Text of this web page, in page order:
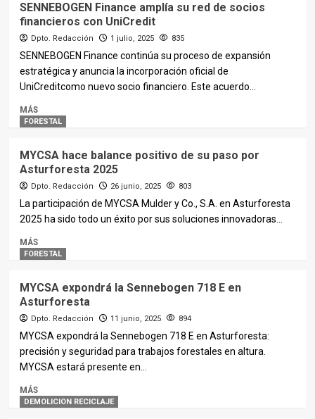
SENNEBOGEN Finance amplía su red de socios
financieros con UniCredit
Dpto. Redacción 1 julio, 2025 835
SENNEBOGEN Finance continúa su proceso de expansión
estratégica y anuncia la incorporación oficial de
UniCreditcomo nuevo socio financiero. Este acuerdo...
MÁS
FORESTAL
MYCSA hace balance positivo de su paso por
Asturforesta 2025
Dpto. Redacción 26 junio, 2025 803
La participación de MYCSA Mulder y Co., S.A. en Asturforesta
2025 ha sido todo un éxito por sus soluciones innovadoras...
MÁS
FORESTAL
MYCSA expondrá la Sennebogen 718 E en
Asturforesta
Dpto. Redacción 11 junio, 2025 894
MYCSA expondrá la Sennebogen 718 E en Asturforesta:
precisión y seguridad para trabajos forestales en altura.
MYCSA estará presente en...
MÁS
DEMOLICION RECICLAJE